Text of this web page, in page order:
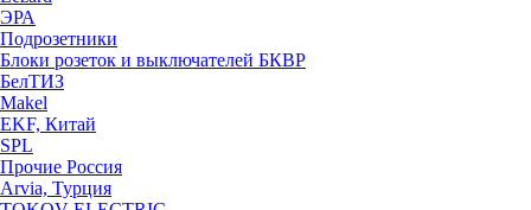
ЭРА
Подрозетники
Блоки розеток и выключателей БКВР
БелТИЗ
Makel
EKF, Китай
SPL
Прочие Россия
Arvia, Турция